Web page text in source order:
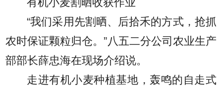
有机小麦割晒收获作业
“我们采用先割晒、后拾禾的方式，抢抓
农时保证颗粒归仓。”八五二分公司农业生产
部部长薛忠海在现场介绍说。
走进有机小麦种植基地，轰鸣的自走式